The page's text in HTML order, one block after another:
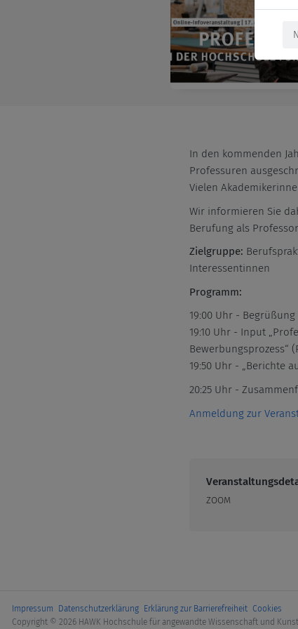
In den kommenden
Professuren
Vielen
Wir informieren Sie
Berufung als
Zielgruppe:
Interessentinnen
Programm:
19:00 Uhr - Begrüßung
19:10 Uhr - Input
Bewerbungsprozess“
19:50 Uhr - „Berichte
20:25 Uhr -
Anmeldung zur
ZOOM
Impressum Datenschutzerklärung Erklärung zur Barrierefreiheit Cookies
Copyright © 2026 HAWK Hochschule für angewandte Wissenschaft und